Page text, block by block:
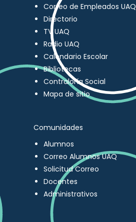
Correo de Empleados UAQ
Directorio
TV UAQ
Radio UAQ
Calendario Escolar
Bibliotecas
Contraloría Social
Mapa de sitio
Comunidades
Alumnos
Correo Alumnos UAQ
Solicitud Correo
Docentes
Administrativos